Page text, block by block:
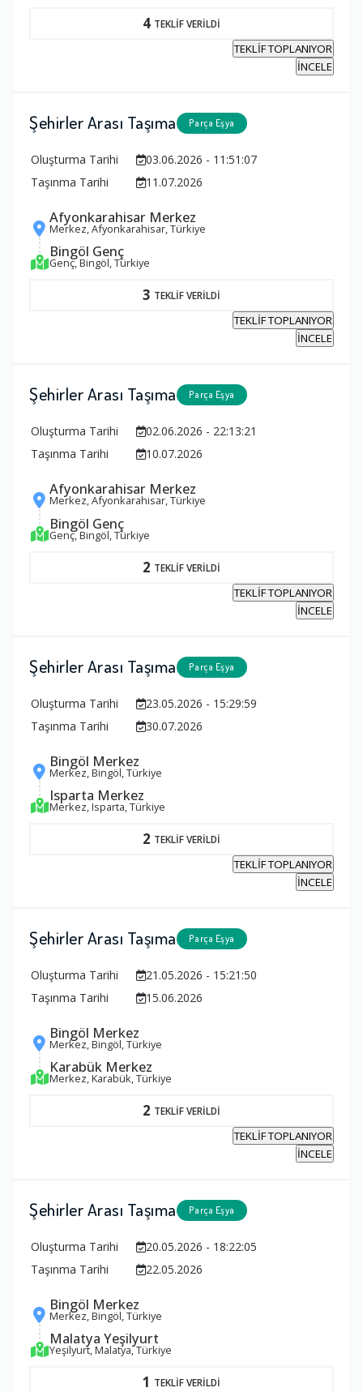
4 TEKLİF VERİLDİ
TEKLİF TOPLANIYOR
İNCELE
Şehirler Arası Taşıma Parça Eşya
Oluşturma Tarihi
03.06.2026 - 11:51:07
Taşınma Tarihi
11.07.2026
Afyonkarahisar Merkez
Merkez, Afyonkarahisar, Türkiye
Bingöl Genç
Genç, Bingöl, Türkiye
3 TEKLİF VERİLDİ
TEKLİF TOPLANIYOR
İNCELE
Şehirler Arası Taşıma Parça Eşya
Oluşturma Tarihi
02.06.2026 - 22:13:21
Taşınma Tarihi
10.07.2026
Afyonkarahisar Merkez
Merkez, Afyonkarahisar, Türkiye
Bingöl Genç
Genç, Bingöl, Türkiye
2 TEKLİF VERİLDİ
TEKLİF TOPLANIYOR
İNCELE
Şehirler Arası Taşıma Parça Eşya
Oluşturma Tarihi
23.05.2026 - 15:29:59
Taşınma Tarihi
30.07.2026
Bingöl Merkez
Merkez, Bingöl, Türkiye
Isparta Merkez
Merkez, Isparta, Türkiye
2 TEKLİF VERİLDİ
TEKLİF TOPLANIYOR
İNCELE
Şehirler Arası Taşıma Parça Eşya
Oluşturma Tarihi
21.05.2026 - 15:21:50
Taşınma Tarihi
15.06.2026
Bingöl Merkez
Merkez, Bingöl, Türkiye
Karabük Merkez
Merkez, Karabük, Türkiye
2 TEKLİF VERİLDİ
TEKLİF TOPLANIYOR
İNCELE
Şehirler Arası Taşıma Parça Eşya
Oluşturma Tarihi
20.05.2026 - 18:22:05
Taşınma Tarihi
22.05.2026
Bingöl Merkez
Merkez, Bingöl, Türkiye
Malatya Yeşilyurt
Yeşilyurt, Malatya, Türkiye
1 TEKLİF VERİLDİ